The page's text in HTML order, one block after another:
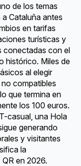
de los temas
Cataluña antes
en tarifas
turísticas y
conectadas con el
histórico. Miles de
al elegir
compatibles
que termina en
los 100 euros.
casual, una Hola
generando
y visitantes
la
en 2026.